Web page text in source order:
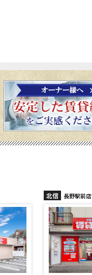
北信 長野駅前店